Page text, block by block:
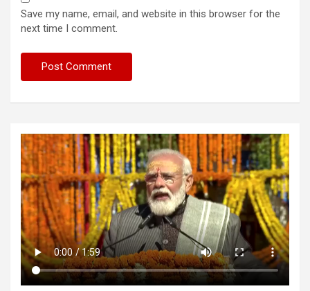
Save my name, email, and website in this browser for the
next time I comment.